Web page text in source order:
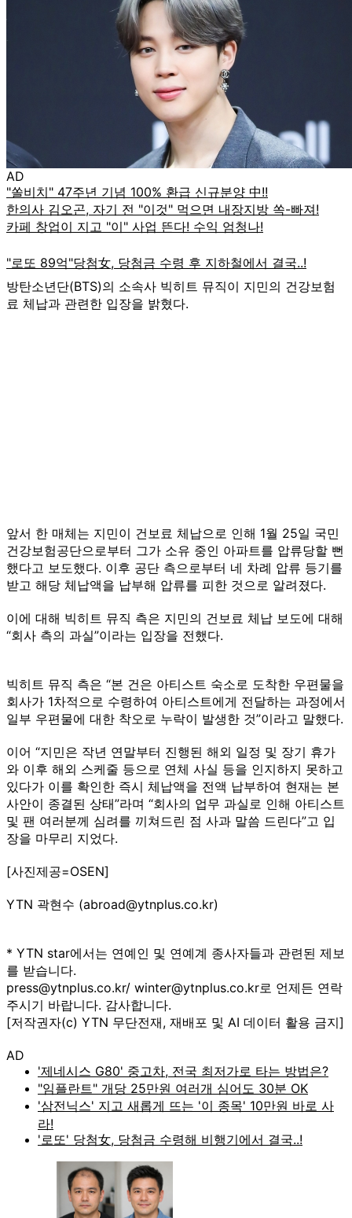
AD
방탄소년단(BTS)의 소속사 빅히트 뮤직이 지민의 건강보험
료 체납과 관련한 입장을 밝혔다.
앞서 한 매체는 지민이 건보료 체납으로 인해 1월 25일 국민
건강보험공단으로부터 그가 소유 중인 아파트를 압류당할 뻔
했다고 보도했다. 이후 공단 측으로부터 네 차례 압류 등기를
받고 해당 체납액을 납부해 압류를 피한 것으로 알려졌다.
이에 대해 빅히트 뮤직 측은 지민의 건보료 체납 보도에 대해
“회사 측의 과실”이라는 입장을 전했다.
빅히트 뮤직 측은 “본 건은 아티스트 숙소로 도착한 우편물을
회사가 1차적으로 수령하여 아티스트에게 전달하는 과정에서
일부 우편물에 대한 착오로 누락이 발생한 것”이라고 말했다.
이어 “지민은 작년 연말부터 진행된 해외 일정 및 장기 휴가
와 이후 해외 스케줄 등으로 연체 사실 등을 인지하지 못하고
있다가 이를 확인한 즉시 체납액을 전액 납부하여 현재는 본
사안이 종결된 상태”라며 “회사의 업무 과실로 인해 아티스트
및 팬 여러분께 심려를 끼쳐드린 점 사과 말씀 드린다”고 입
장을 마무리 지었다.
[사진제공=OSEN]
YTN 곽현수 (abroad@ytnplus.co.kr)
* YTN star에서는 연예인 및 연예계 종사자들과 관련된 제보
를 받습니다.
press@ytnplus.co.kr/ winter@ytnplus.co.kr로 언제든 연락
주시기 바랍니다. 감사합니다.
[저작권자(c) YTN 무단전재, 재배포 및 AI 데이터 활용 금지]
AD